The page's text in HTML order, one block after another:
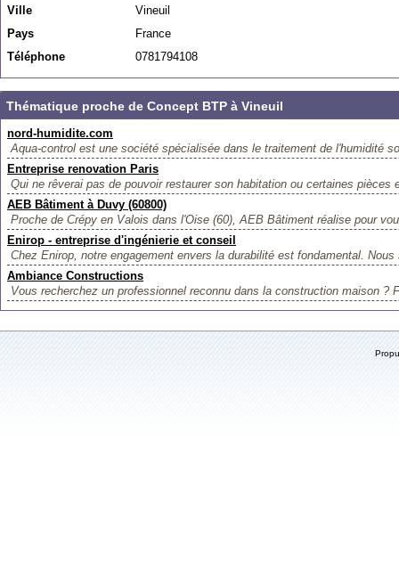
Ville
Vineuil
Pays
France
Téléphone
0781794108
Thématique proche de Concept BTP à Vineuil
nord-humidite.com
Aqua-control est une société spécialisée dans le traitement de l'humidité
Entreprise renovation Paris
Qui ne rêverai pas de pouvoir restaurer son habitation ou certaines pièces
AEB Bâtiment à Duvy (60800)
Proche de Crépy en Valois dans l'Oise (60), AEB Bâtiment réalise pour
Enirop - entreprise d'ingénierie et conseil
Chez Enirop, notre engagement envers la durabilité est fondamental.
Ambiance Constructions
Vous recherchez un professionnel reconnu dans la construction maison ?